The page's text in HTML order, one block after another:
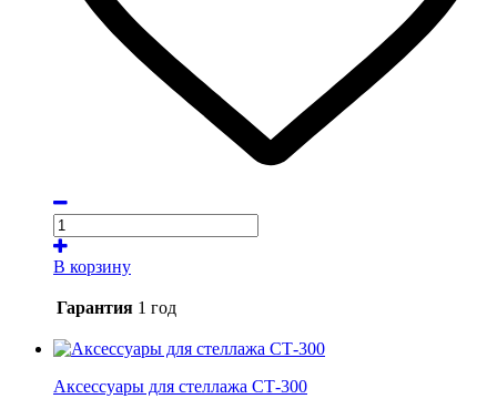
В корзину
Гарантия 1 год
Аксессуары для стеллажа СТ-300